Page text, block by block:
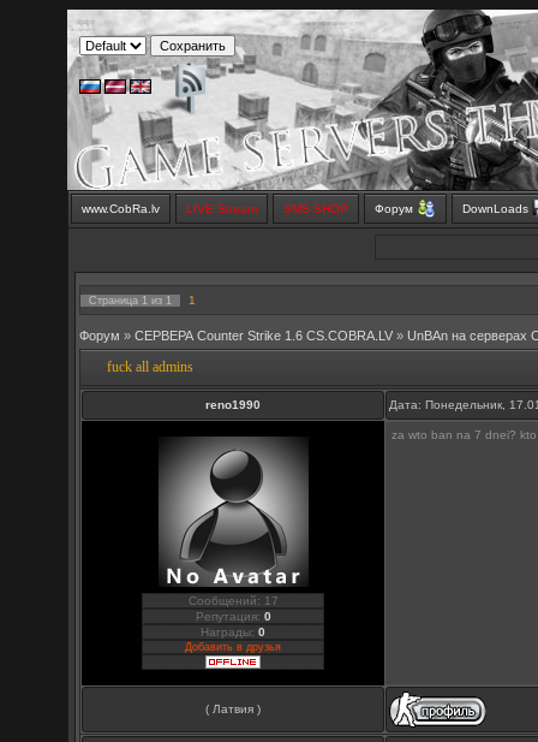
www.CobRa.lv LIVE Stream SMS SHOP Форум DownLoads
Страница 1 из 1 1
Форум » СЕРВЕРА Counter Strike 1.6 CS.COBRA.LV » UnBAn на серверах
fuck all admins
reno1990 Дата: Понедельник,
Сообщений: 17
Репутация: 0
Награды:0
Добавить в друзья
za wto ban na 7 dnei?
( Латвия )